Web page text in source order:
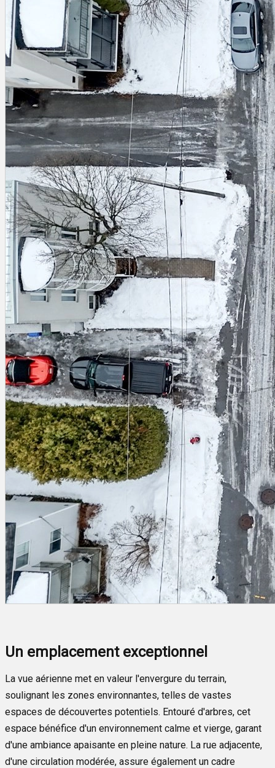
Un emplacement exceptionnel
La vue aérienne met en valeur l'envergure du terrain,
soulignant les zones environnantes, telles de vastes
espaces de découvertes potentiels. Entouré d'arbres, cet
espace bénéfice d'un environnement calme et vierge, garant
d'une ambiance apaisante en pleine nature. La rue adjacente,
d'une circulation modérée, assure également un cadre